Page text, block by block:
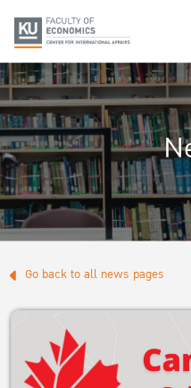
Go back to all news pages